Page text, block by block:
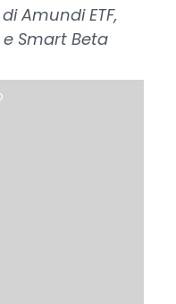
Amundi ETF,
Smart Beta